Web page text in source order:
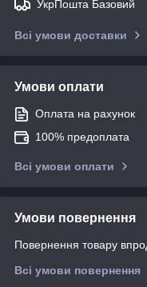
УкрПошта Базовий
Всі умови доставки
Умови оплати
Оплата на рахунок
100% предоплата
Всі умови оплати
Умови повернення
Повернення товару
Всі умови повернення